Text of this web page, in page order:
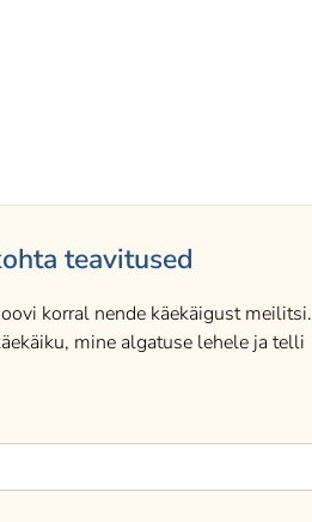
teavitused
korral nende käekäigust meilitsi.
mine algatuse lehele ja telli